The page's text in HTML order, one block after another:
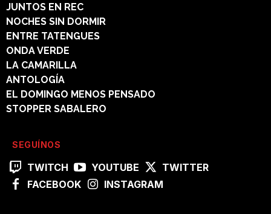
JUNTOS EN REC
NOCHES SIN DORMIR
ENTRE TATENGUES
ONDA VERDE
LA CAMARILLA
ANTOLOGÍA
EL DOMINGO MENOS PENSADO
STOPPER SABALERO
SEGUÍNOS
TWITCH YOUTUBE
TWITTER
FACEBOOK
INSTAGRAM